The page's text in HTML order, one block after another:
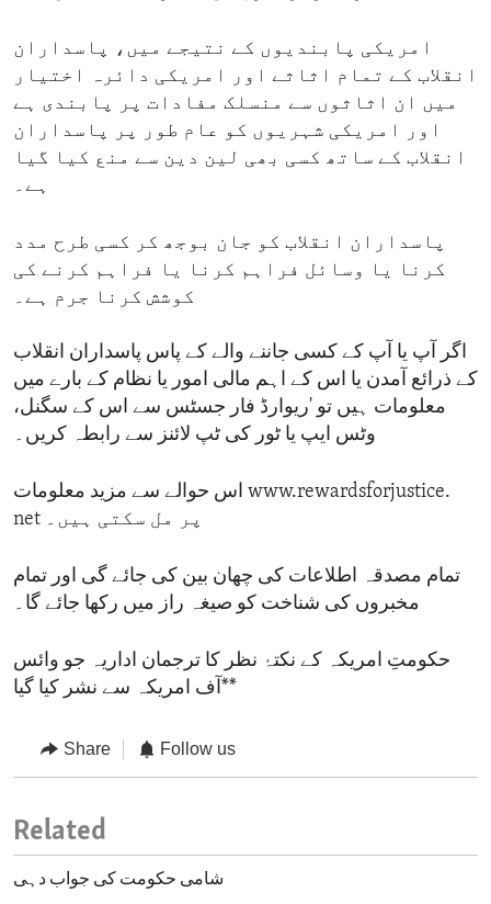
امریکی پابندیوں کے نتیجے میں، پاسداران
انقلاب کے تمام اثاثے اور امریکی دائرہ اختیار
میں ان اثاثوں سے منسلک مفادات پر پابندی ہے
اور امریکی شہریوں کو عام طور پر پاسداران
انقلاب کے ساتھ کسی بھی لین دین سے منع کیا گیا
ہے۔
پاسداران انقلاب کو جان بوجھ کر کسی طرح مدد
کرنا یا وسائل فراہم کرنا یا فراہم کرنے کی
کوشش کرنا جرم ہے۔
اگر آپ یا آپ کے کسی جاننے والے کے پاس پاسداران انقلاب
کے ذرائع آمدن یا اس کے اہم مالی امور یا نظام کے بارے میں
معلومات ہیں تو 'ریوارڈ فار جسٹس سے اس کے سگنل،
وٹس ایپ یا ٹور کی ٹپ لائنز سے رابطہ کریں۔
اس حوالے سے مزید معلومات www.rewardsforjustice.
net پر مل سکتی ہیں۔
تمام مصدقہ اطلاعات کی چھان بین کی جائے گی اور تمام
مخبروں کی شناخت کو صیغہ راز میں رکھا جائے گا۔
حکومتِ امریکہ کے نکتۂ نظر کا ترجمان اداریہ جو وائس
آف امریکہ سے نشر کیا گیا**
Share Follow us
Related
شامی حکومت کی جواب دہی